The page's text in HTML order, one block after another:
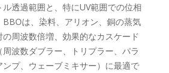
ル透過範囲と、特にUV範囲での位相
BBOは、染料、アリオン、銅の蒸気
の周波数倍増、効果的なカスケード
波数ダブラー、トリプラー、パラ
ンプ、ウェーブミキサー）に最適で